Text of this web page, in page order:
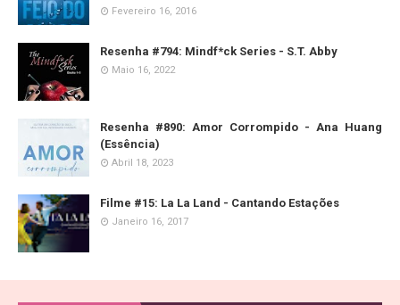
Fevereiro 16, 2016
Resenha #794: Mindf*ck Series - S.T. Abby
Maio 16, 2022
Resenha #890: Amor Corrompido - Ana Huang
(Essência)
Abril 18, 2023
Filme #15: La La Land - Cantando Estações
Janeiro 16, 2017